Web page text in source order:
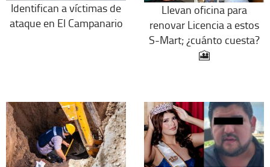
Identifican a víctimas de
ataque en El Campanario
Llevan oficina para
renovar Licencia a estos
S-Mart; ¿cuánto cuesta?
🎦